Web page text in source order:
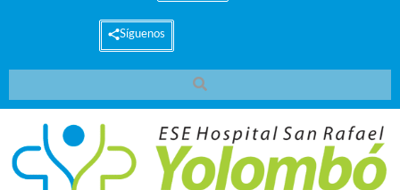
Síguenos